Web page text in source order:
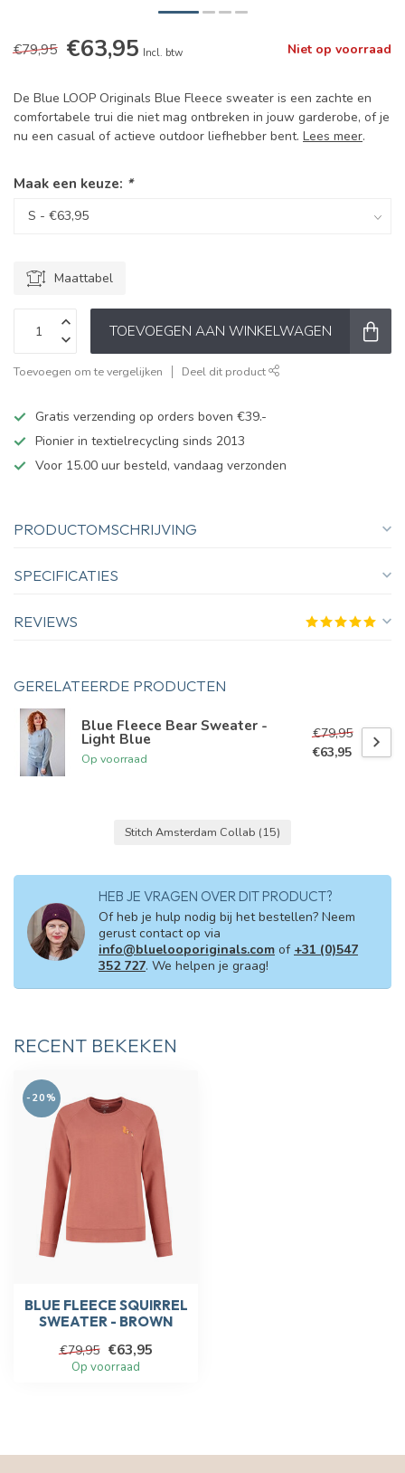
€79,95 €63,95 Incl. btw Niet op voorraad
De Blue LOOP Originals Blue Fleece sweater is een zachte en
comfortabele trui die niet mag ontbreken in jouw garderobe, of je
nu een casual of actieve outdoor liefhebber bent. Lees meer.
Maak een keuze: *
Maattabel
TOEVOEGEN AAN WINKELWAGEN
Toevoegen om te vergelijken Deel dit product
Gratis verzending op orders boven €39.-
Pionier in textielrecycling sinds 2013
Voor 15.00 uur besteld, vandaag verzonden
PRODUCTOMSCHRIJVING
SPECIFICATIES
REVIEWS
GERELATEERDE PRODUCTEN
Blue Fleece Bear Sweater -
Light Blue
Op voorraad
€79,95
€63,95
Stitch Amsterdam Collab (15)
HEB JE VRAGEN OVER DIT PRODUCT?
Of heb je hulp nodig bij het bestellen? Neem
gerust contact op via
info@bluelooporiginals.com of +31 (0)547
352 727. We helpen je graag!
RECENT BEKEKEN
-20%
BLUE FLEECE SQUIRREL
SWEATER - BROWN
€79,95 €63,95
Op voorraad